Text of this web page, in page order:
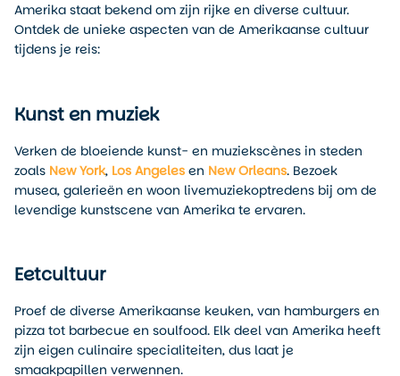
Amerika staat bekend om zijn rijke en diverse cultuur.
Ontdek de unieke aspecten van de Amerikaanse cultuur
tijdens je reis:
Kunst en muziek
Verken de bloeiende kunst- en muziekscènes in steden
zoals New York, Los Angeles en New Orleans. Bezoek
musea, galerieën en woon livemuziekoptredens bij om de
levendige kunstscene van Amerika te ervaren.
Eetcultuur
Proef de diverse Amerikaanse keuken, van hamburgers en
pizza tot barbecue en soulfood. Elk deel van Amerika heeft
zijn eigen culinaire specialiteiten, dus laat je
smaakpapillen verwennen.